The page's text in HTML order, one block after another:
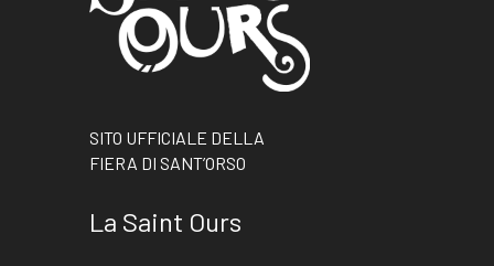
SITO UFFICIALE DELLA
FIERA DI SANT’ORSO
La Saint Ours